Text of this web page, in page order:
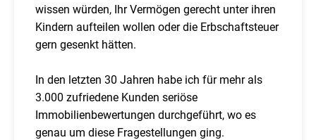
wissen würden, Ihr Vermögen gerecht unter ihren
Kindern aufteilen wollen oder die Erbschaftsteuer
gern gesenkt hätten.
In den letzten 30 Jahren habe ich für mehr als
3.000 zufriedene Kunden seriöse
Immobilienbewertungen durchgeführt, wo es
genau um diese Fragestellungen ging.